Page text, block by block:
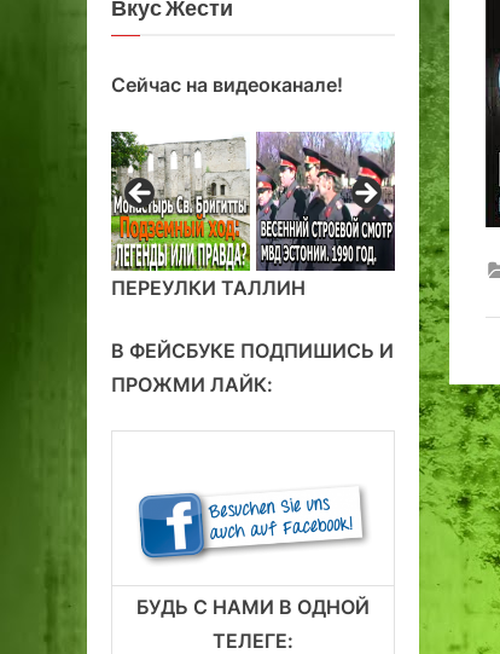
Вкус Жести
Сейчас на видеоканале!
ПЕРЕУЛКИ ТАЛЛИН
В ФЕЙСБУКЕ ПОДПИШИСЬ И
ПРОЖМИ ЛАЙК:
БУДЬ С НАМИ В ОДНОЙ
ТЕЛЕГЕ: